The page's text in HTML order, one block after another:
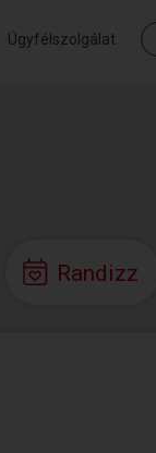
Ügyfélszolgálat
Randizz